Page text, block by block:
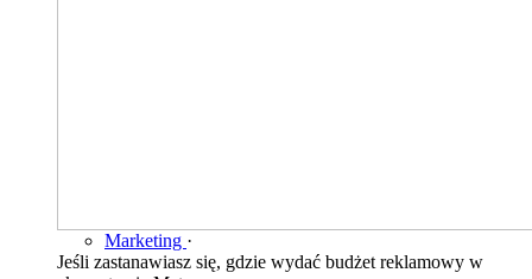
Marketing ·
Jeśli zastanawiasz się, gdzie wydać budżet reklamowy w